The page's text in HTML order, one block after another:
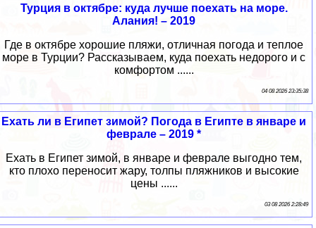
Турция в октябре: куда лучше поехать на море.
Алания! – 2019
Где в октябре хорошие пляжи, отличная погода и теплое
море в Турции? Рассказываем, куда поехать недорого и с
комфортом ......
04 08 2026 23:35:38
Ехать ли в Египет зимой? Погода в Египте в январе и
феврале – 2019 *
Ехать в Египет зимой, в январе и феврале выгодно тем,
кто плохо переносит жару, толпы пляжников и высокие
цены ......
03 08 2026 2:28:49